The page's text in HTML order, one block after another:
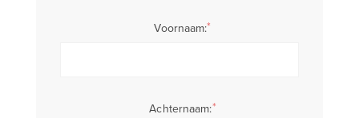
Voornaam:*
Achternaam:*